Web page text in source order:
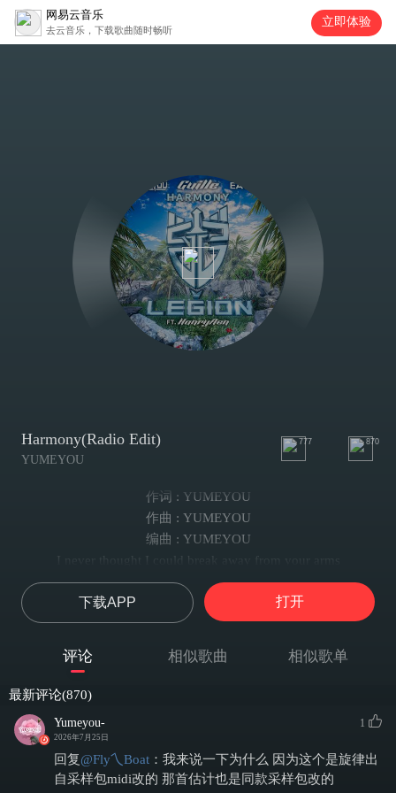
网易云音乐
去云音乐，下载歌曲随时畅听
立即体验
Harmony(Radio Edit)
YUMEYOU
777 870
作词 : YUMEYOU
作曲 : YUMEYOU
编曲 : YUMEYOU
I never thought I could break away from your arms
I just wanted to mend both our hearts
still hung on every promise made at the start
so tell me where did it all break apart
just let go leave behind what we promised
so stand tall let your heart learn to trust again
we pray for harmony harmony
harmony
下载APP 打开
评论 相似歌曲 相似歌单
最新评论(870)
Yumeyou-
2026年7月25日
1
回复@Fly乀Boat ： 我来说一下为什么 因为这个是旋律出
自采样包midi改的 那首估计也是同款采样包改的